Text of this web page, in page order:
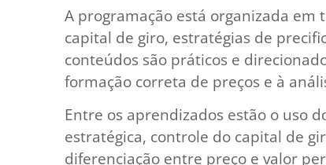
A programação está organizada em
capital de giro, estratégias de
conteúdos são práticos e
formação correta de preços e à
Entre os aprendizados estão o uso
estratégica, controle do capital de
diferenciação entre preço e valor